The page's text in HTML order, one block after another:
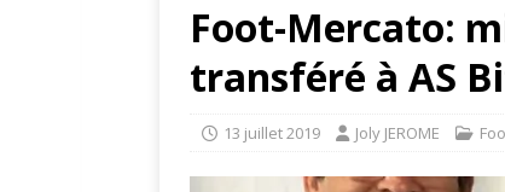
Foot-Mercato:
transféré à AS
13 juillet 2019 Joly JEROME